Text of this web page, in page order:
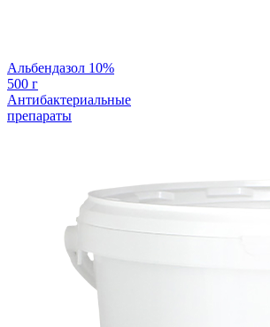
Альбендазол 10%
500 г
Антибактериальные
препараты